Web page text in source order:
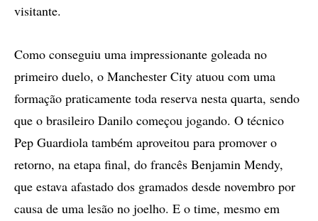
visitante.
Como conseguiu uma impressionante goleada no
primeiro duelo, o Manchester City atuou com uma
formação praticamente toda reserva nesta quarta, sendo
que o brasileiro Danilo começou jogando. O técnico
Pep Guardiola também aproveitou para promover o
retorno, na etapa final, do francês Benjamin Mendy,
que estava afastado dos gramados desde novembro por
causa de uma lesão no joelho. E o time, mesmo em